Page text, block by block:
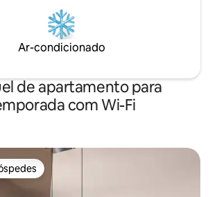
Ar-condicionado
de apartamento para
com Wi-Fi